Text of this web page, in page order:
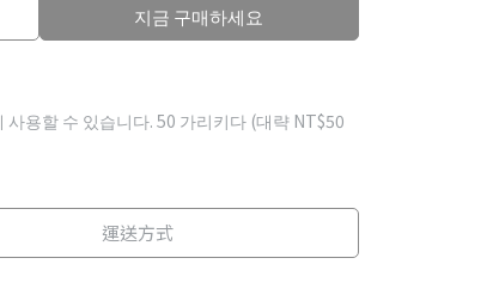
지금 구매하세요
용할 수 있습니다.50 가리키다 (대략 NT$50
運送方式